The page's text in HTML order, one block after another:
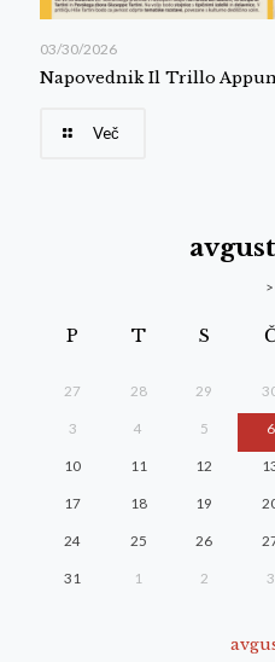
03/30/2026
Napovednik Il Trillo
Več
>
P T S
27 28 29
3 4 5 6
10 11 12
17 18 19
24 25 26
31 1 2 3